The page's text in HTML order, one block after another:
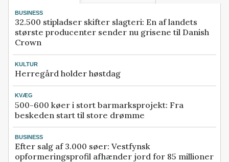
BUSINESS
32.500 stipladser skifter slagteri: En af landets
største producenter sender nu grisene til Danish
Crown
KULTUR
Herregård holder høstdag
KVÆG
500-600 køer i stort barmarksprojekt: Fra
beskeden start til store drømme
BUSINESS
Efter salg af 3.000 søer: Vestfynsk
opformeringsprofil afhænder jord for 85 millioner